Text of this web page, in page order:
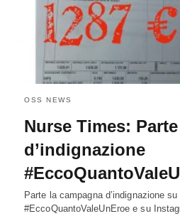
OSS NEWS
Nurse Times:
d’indignazione
Parte la campagna d’indignazione
#EccoQuantoValeUnEroe e su